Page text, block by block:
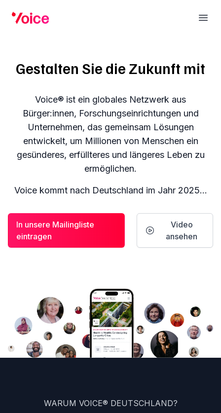
Voice
Gestalten Sie die Zukunft mit
Voice® ist ein globales Netzwerk aus
Bürger:innen, Forschungseinrichtungen und
Unternehmen, das gemeinsam Lösungen
entwickelt, um Millionen von Menschen ein
gesünderes, erfüllteres und längeres Leben zu
ermöglichen.
Voice kommt nach Deutschland im Jahr 2025...
In unsere Mailingliste
eintragen
Video
ansehen
WARUM VOICE® DEUTSCHLAND?